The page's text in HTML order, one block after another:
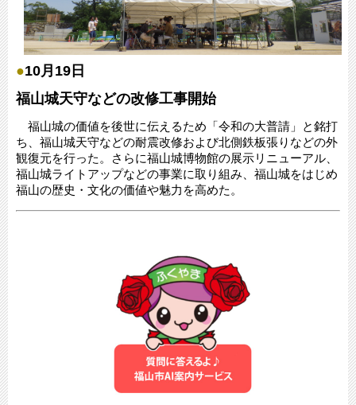
●10月19日
福山城天守などの改修工事開始
福山城の価値を後世に伝えるため「令和の大普請」と銘打
ち、福山城天守などの耐震改修および北側鉄板張りなどの外
観復元を行った。さらに福山城博物館の展示リニューアル、
福山城ライトアップなどの事業に取り組み、福山城をはじめ
福山の歴史・文化の価値や魅力を高めた。